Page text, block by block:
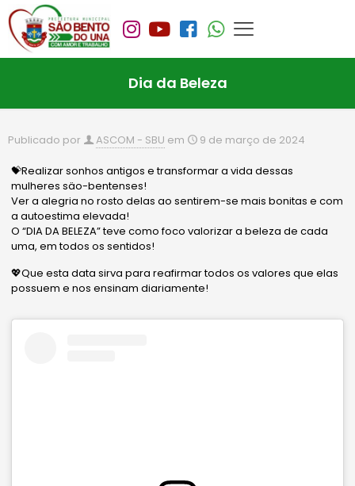
Dia da Beleza
Publicado por ASCOM - SBU em 9 de março de 2024
💝Realizar sonhos antigos e transformar a vida dessas
mulheres säo-bentenses!
Ver a alegria no rosto delas ao sentirem-se mais bonitas e com
a autoestima elevada!
O “DIA DA BELEZA” teve como foco valorizar a beleza de cada
uma, em todos os sentidos!
💖Que esta data sirva para reafirmar todos os valores que elas
possuem e nos ensinam diariamente!